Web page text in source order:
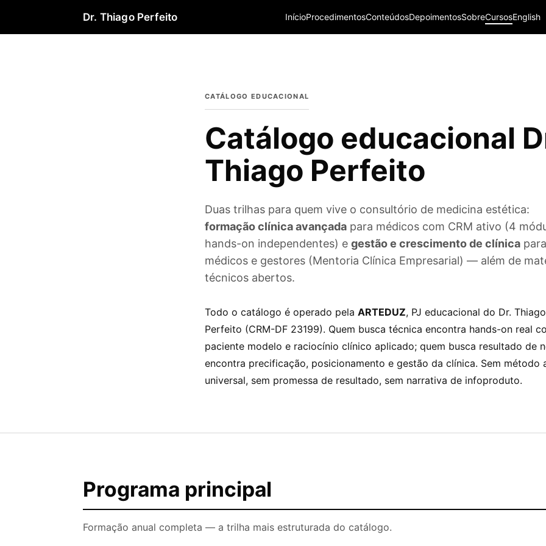
Dr. Thiago Perfeito InícioProcedimentosConteúdosDepoimentosSobreCursosEnglish
CATÁLOGO EDUCACIONAL
Catálogo educacional
Thiago Perfeito
Duas trilhas para quem vive o consultório de medicina estética:
formação clínica avançada para médicos com CRM ativo (4
hands-on independentes) e gestão e crescimento de clínica para
médicos e gestores (Mentoria Clínica Empresarial) — além de
técnicos abertos.
Todo o catálogo é operado pela ARTEDUZ, PJ educacional do Dr. Thiago
Perfeito (CRM-DF 23199). Quem busca técnica encontra hands-on real
paciente modelo e raciocínio clínico aplicado; quem busca resultado de
encontra precificação, posicionamento e gestão da clínica. Sem método
universal, sem promessa de resultado, sem narrativa de infoproduto.
Programa principal
Formação anual completa — a trilha mais estruturada do catálogo.